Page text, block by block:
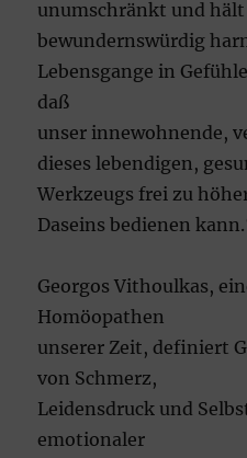
unumschränkt und
bewundernswürdig
Lebensgange in
daß
unser innewohnende,
dieses lebendigen,
Werkzeugs frei zu
Daseins bedienen
Georgos Vithoulkas,
Homöopathen
unserer Zeit, definiert
von Schmerz,
Leidensdruck und
emotionaler